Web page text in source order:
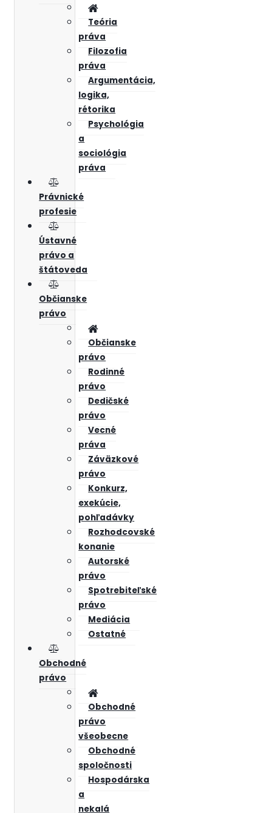
Teória
práva
Filozofia
práva
Argumentácia,
logika,
rétorika
Psychológia
a
sociológia
práva
Právnické
profesie
Ústavné
právo a
štátoveda
Občianske
právo
Občianske
právo
Rodinné
právo
Dedičské
právo
Vecné
práva
Záväzkové
právo
Konkurz,
exekúcie,
pohľadávky
Rozhodcovské
konanie
Autorské
právo
Spotrebiteľské
právo
Mediácia
Ostatné
Obchodné
právo
Obchodné
právo
všeobecne
Obchodné
spoločnosti
Hospodárska
a
nekalá